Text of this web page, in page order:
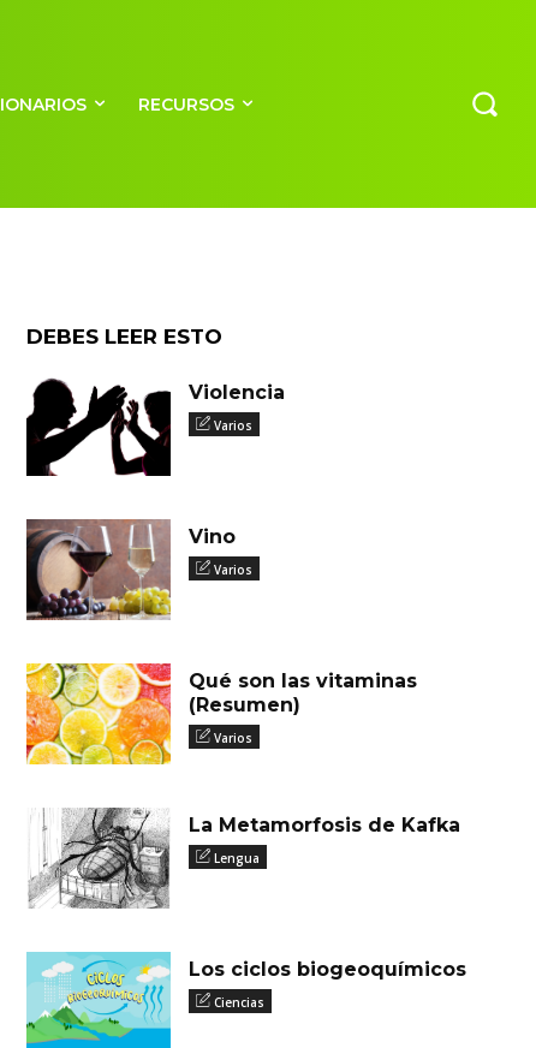
RECURSOS
DEBES LEER ESTO
Violencia
Varios
Vino
Varios
Qué son las vitaminas
(Resumen)
Varios
La Metamorfosis de Kafka
Lengua
Los ciclos biogeoquímicos
Ciencias